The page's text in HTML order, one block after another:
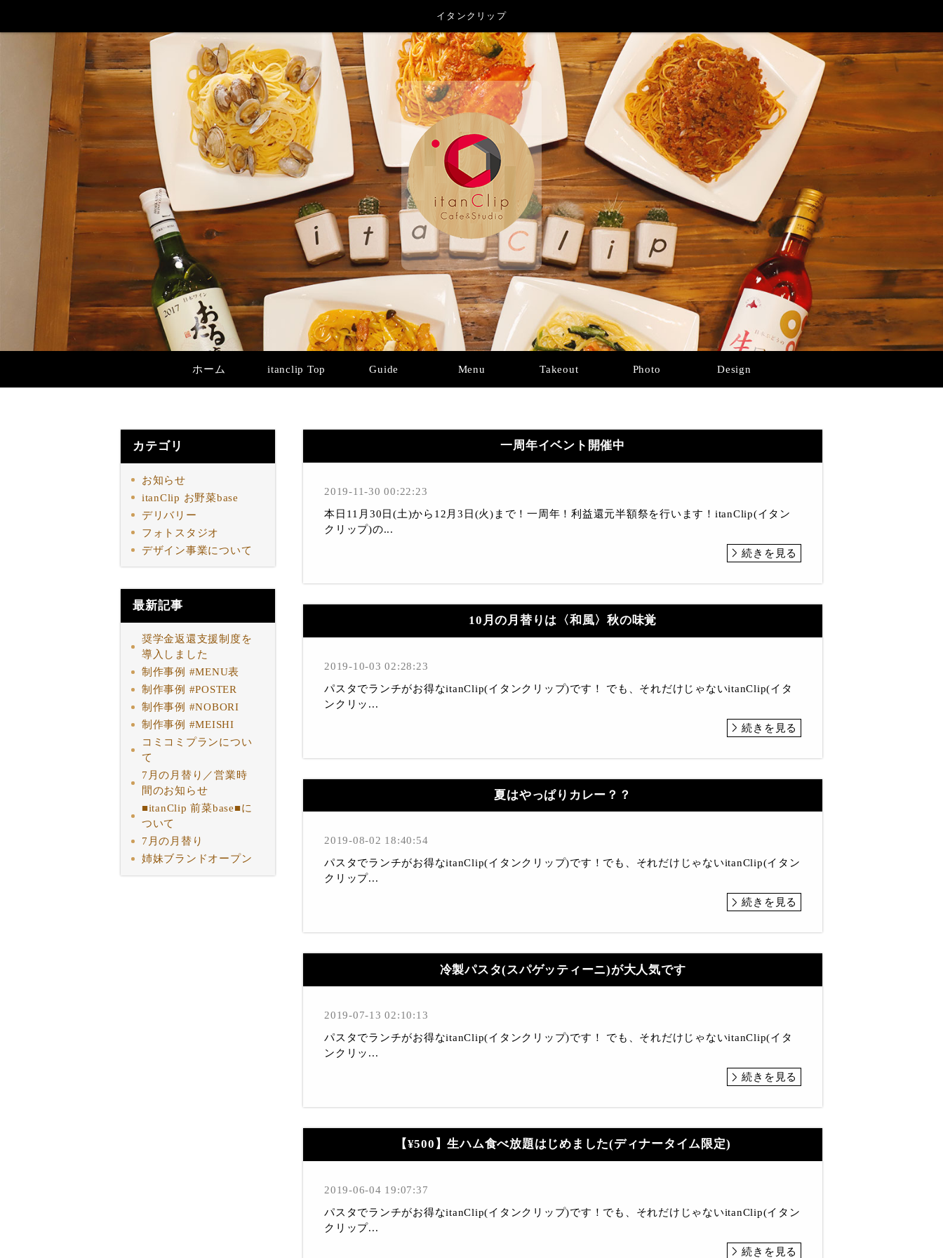
イタンクリップ
ホーム itanclip Top Guide Menu Takeout Photo Design
カテゴリ
お知らせ
itanClip お野菜base
デリバリー
フォトスタジオ
デザイン事業について
最新記事
奨学金返還支援制度を
導入しました
制作事例 #MENU表
制作事例 #POSTER
制作事例 #NOBORI
制作事例 #MEISHI
コミコミプランについ
て
7月の月替り／営業時
間のお知らせ
■itanClip 前菜base■に
ついて
7月の月替り
姉妹ブランドオープン
一周年イベント開催中
2019-11-30 00:22:23
本日11月30日(土)から12月3日(火)まで！一周年！利益還元半額祭を行います！itanClip(イタン
クリップ)の...
続きを見る
10月の月替りは〈和風〉秋の味覚
2019-10-03 02:28:23
パスタでランチがお得なitanClip(イタンクリップ)です！ でも、それだけじゃないitanClip(イタ
ンクリッ...
続きを見る
夏はやっぱりカレー？？
2019-08-02 18:40:54
パスタでランチがお得なitanClip(イタンクリップ)です！でも、それだけじゃないitanClip(イタン
クリップ...
続きを見る
冷製パスタ(スパゲッティーニ)が大人気です
2019-07-13 02:10:13
パスタでランチがお得なitanClip(イタンクリップ)です！ でも、それだけじゃないitanClip(イタ
ンクリッ...
続きを見る
【¥500】生ハム食べ放題はじめました(ディナータイム限定)
2019-06-04 19:07:37
パスタでランチがお得なitanClip(イタンクリップ)です！でも、それだけじゃないitanClip(イタン
クリップ...
続きを見る